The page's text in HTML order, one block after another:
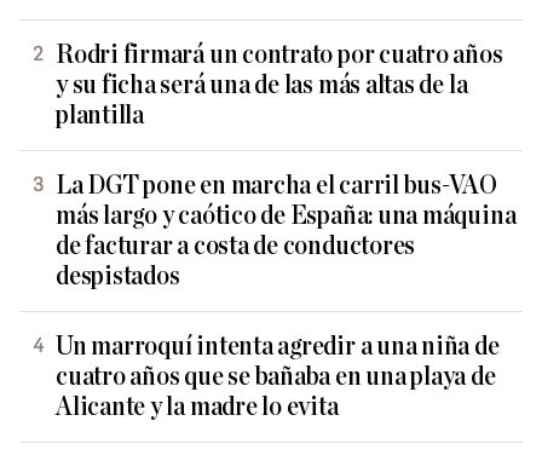
Rodri firmará un contrato por cuatro años
y su ficha será una de las más altas de la
plantilla
La DGT pone en marcha el carril bus-VAO
más largo y caótico de España: una máquina
de facturar a costa de conductores
despistados
Un marroquí intenta agredir a una niña de
cuatro años que se bañaba en una playa de
Alicante y la madre lo evita